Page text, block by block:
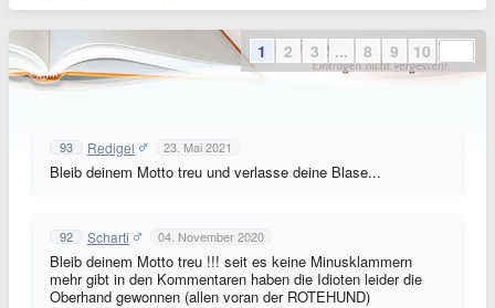
93 Redigel 23. Mai 2021
Bleib deinem Motto treu und verlasse deine Blase...
92 Scharti 04. November 2020
Bleib deinem Motto treu !!! seit es keine Minusklammern
mehr gibt in den Kommentaren haben die Idioten leider die
Oberhand gewonnen (allen voran der ROTEHUND)
1 2 3 ... 8 9 10